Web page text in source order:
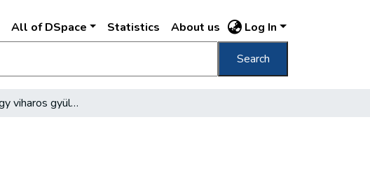
All of DSpace Statistics About us Log In
Search
Milyen ma egy viharos gyüles?